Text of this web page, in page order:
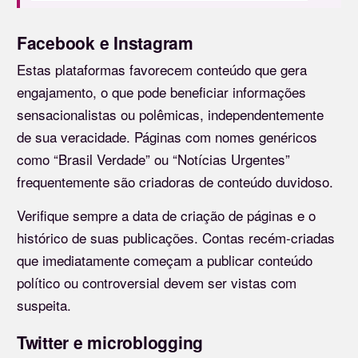
Facebook e Instagram
Estas plataformas favorecem conteúdo que gera
engajamento, o que pode beneficiar informações
sensacionalistas ou polêmicas, independentemente
de sua veracidade. Páginas com nomes genéricos
como “Brasil Verdade” ou “Notícias Urgentes”
frequentemente são criadoras de conteúdo duvidoso.
Verifique sempre a data de criação de páginas e o
histórico de suas publicações. Contas recém-criadas
que imediatamente começam a publicar conteúdo
político ou controversial devem ser vistas com
suspeita.
Twitter e microblogging